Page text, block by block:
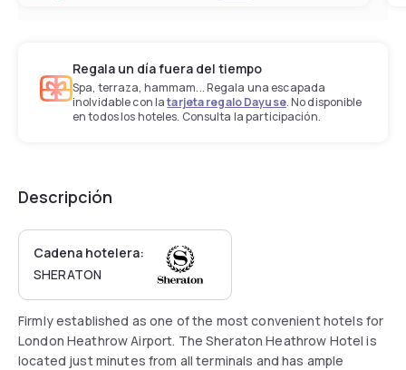
Regala un día fuera del tiempo
Spa, terraza, hammam... Regala una escapada
inolvidable con latarjeta regalo Dayuse. No disponible
en todos los hoteles. Consulta la participación.
Descripción
Cadena hotelera:
SHERATON
Firmly established as one of the most convenient hotels for
London Heathrow Airport. The Sheraton Heathrow Hotel is
located just minutes from all terminals and has ample